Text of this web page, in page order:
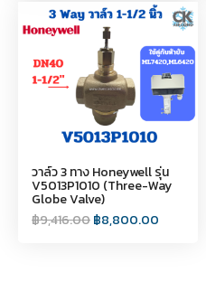
วาล์ว 3 ทาง Honeywell รุ่น
V5013P1010 (Three-Way
Globe Valve)
฿9,416.00฿8,800.00